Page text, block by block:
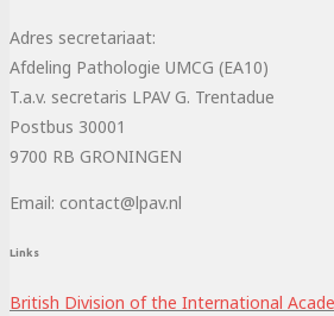
Adres secretariaat:
Afdeling Pathologie UMCG (EA10)
T.a.v. secretaris LPAV G. Trentadue
Postbus 30001
9700 RB GRONINGEN
Email: contact@lpav.nl
Links
British Division of the International